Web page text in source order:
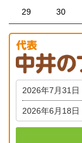
29
30
2026年7月31日
2026年6月18日